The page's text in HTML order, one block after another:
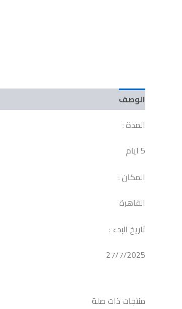
الوصف
المدة :
5 ايام
المكان :
القاهرة
تاريخ البدء :
27/7/2025
منتجات ذات صلة